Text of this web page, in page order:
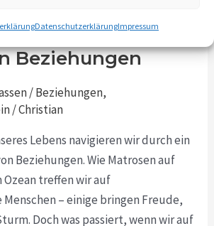
DatenschutzerklärungImpressum
Der Schlüssel zu
Beziehungen
/Beziehungen,
/Christian
Lebens navigieren wir durch ein
Beziehungen. Wie Matrosen auf
treffen wir auf
– einige bringen Freude,
Doch was passiert, wenn wir auf